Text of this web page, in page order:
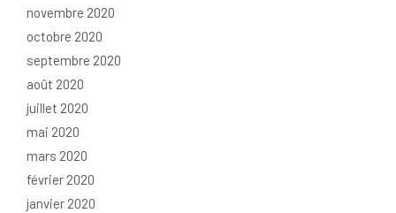
novembre 2020
octobre 2020
septembre 2020
août 2020
juillet 2020
mai 2020
mars 2020
février 2020
janvier 2020